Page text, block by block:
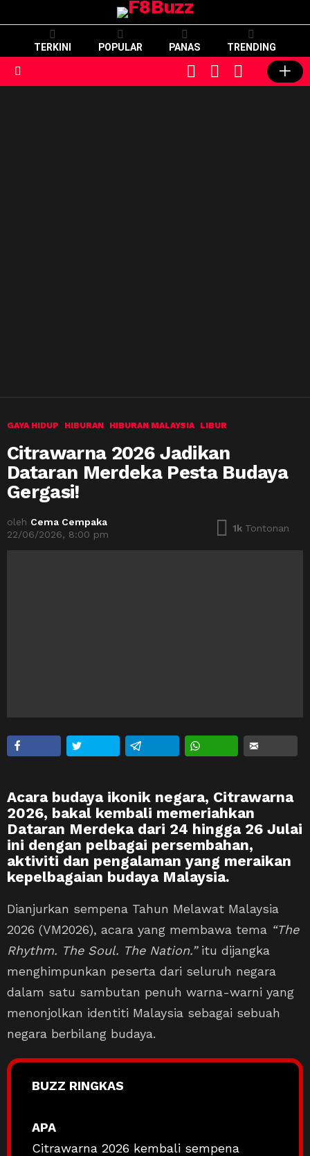
TERKINI POPULAR PANAS TRENDING
SWITCH
SKIN
CART LOGIN
GAYA HIDUP HIBURAN HIBURAN MALAYSIA LIBUR
Citrawarna 2026 Jadikan
Dataran Merdeka Pesta Budaya
Gergasi!
oleh Cema Cempaka
22/06/2026, 8:00 pm
1k Tontonan
Acara budaya ikonik negara, Citrawarna
2026, bakal kembali memeriahkan
Dataran Merdeka dari 24 hingga 26 Julai
ini dengan pelbagai persembahan,
aktiviti dan pengalaman yang meraikan
kepelbagaian budaya Malaysia.
Dianjurkan sempena Tahun Melawat Malaysia
2026 (VM2026), acara yang membawa tema “The
Rhythm. The Soul. The Nation.”itu dijangka
menghimpunkan peserta dari seluruh negara
dalam satu sambutan penuh warna-warni yang
menonjolkan identiti Malaysia sebagai sebuah
negara berbilang budaya.
BUZZ RINGKAS
APA
Citrawarna 2026 kembali sempena